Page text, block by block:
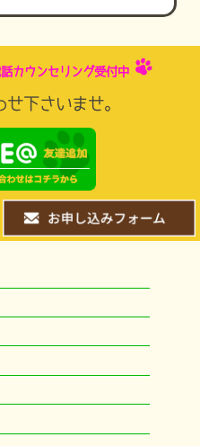
カウンセリング受付中
下さいませ。